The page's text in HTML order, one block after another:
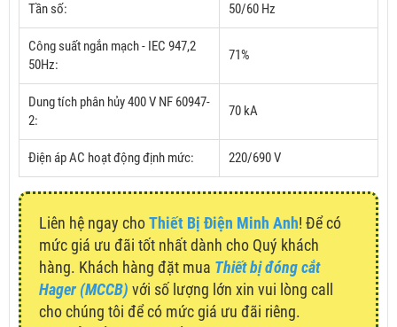
Tần số: 50/60 Hz
Công suất ngắn mạch - IEC 947,2
50Hz:
71%
Dung tích phân hủy 400 V NF 60947-
2:
70 kA
Điện áp AC hoạt động định mức: 220/690 V
Liên hệ ngay choThiết Bị Điện Minh Anh! Để có
mức giá ưu đãi tốt nhất dành cho Quý khách
hàng. Khách hàng đặt mua Thiết bị đóng cắt
Hager (MCCB) với số lượng lớn xin vui lòng call
cho chúng tôi để có mức giá ưu đãi riêng.